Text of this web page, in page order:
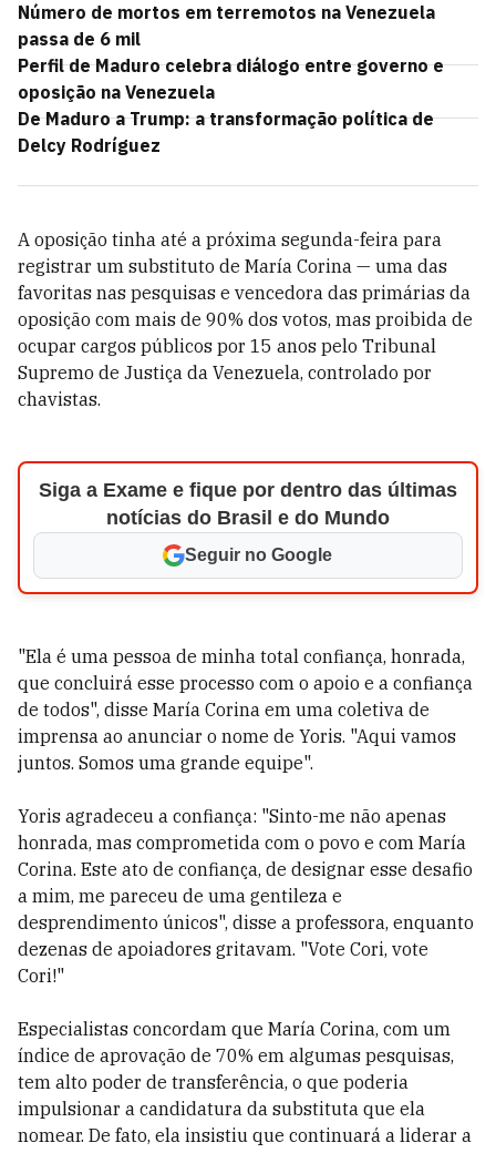
Número de mortos em terremotos na Venezuela
passa de 6 mil
Perfil de Maduro celebra diálogo entre governo e
oposição na Venezuela
De Maduro a Trump: a transformação política de
Delcy Rodríguez
A oposição tinha até a próxima segunda-feira para
registrar um substituto de María Corina — uma das
favoritas nas pesquisas e vencedora das primárias da
oposição com mais de 90% dos votos, mas proibida de
ocupar cargos públicos por 15 anos pelo Tribunal
Supremo de Justiça da Venezuela, controlado por
chavistas.
Siga a Exame e fique por dentro das últimas
notícias do Brasil e do Mundo
Seguir no Google
"Ela é uma pessoa de minha total confiança, honrada,
que concluirá esse processo com o apoio e a confiança
de todos", disse María Corina em uma coletiva de
imprensa ao anunciar o nome de Yoris. "Aqui vamos
juntos. Somos uma grande equipe".
Yoris agradeceu a confiança: "Sinto-me não apenas
honrada, mas comprometida com o povo e com María
Corina. Este ato de confiança, de designar esse desafio
a mim, me pareceu de uma gentileza e
desprendimento únicos", disse a professora, enquanto
dezenas de apoiadores gritavam. "Vote Cori, vote
Cori!"
Especialistas concordam que María Corina, com um
índice de aprovação de 70% em algumas pesquisas,
tem alto poder de transferência, o que poderia
impulsionar a candidatura da substituta que ela
nomear. De fato, ela insistiu que continuará a liderar a